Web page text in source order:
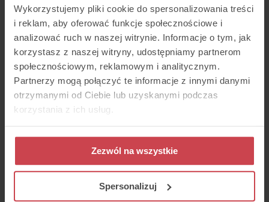
Wykorzystujemy pliki cookie do spersonalizowania treści
i reklam, aby oferować funkcje społecznościowe i
analizować ruch w naszej witrynie. Informacje o tym, jak
korzystasz z naszej witryny, udostępniamy partnerom
społecznościowym, reklamowym i analitycznym.
Partnerzy mogą połączyć te informacje z innymi danymi
otrzymanymi od Ciebie lub uzyskanymi podczas
korzystania z ich usług.
Zezwól na wszystkie
Spersonalizuj
Jak widać, na przykładzie firmy
majowo.pl, nie należy obawiać się
komplikacji związanych z wdrażaniem
nowego narzędzia.